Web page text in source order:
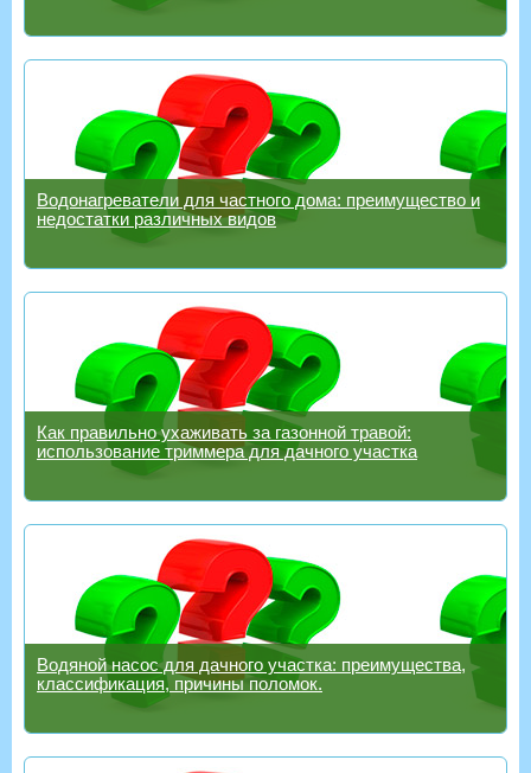
Водонагреватели для частного дома: преимущество и
недостатки различных видов
Как правильно ухаживать за газонной травой:
использование триммера для дачного участка
Водяной насос для дачного участка: преимущества,
классификация, причины поломок.